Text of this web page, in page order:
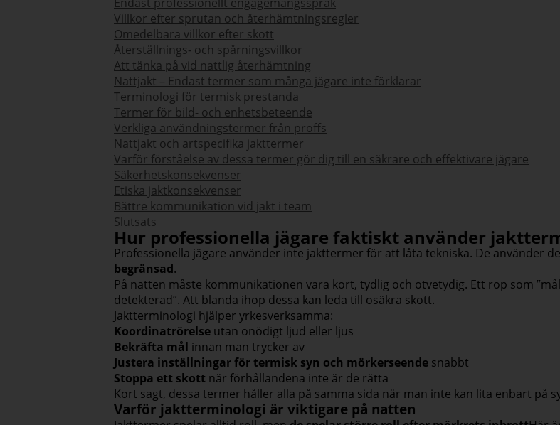
Villkor efter sprutan och återhämtningsregler
Omedelbara villkor efter skott
Återställnings- och spårningsvillkor
Att tänka på vid nattlig återhämtning
Nattjakt – Endast termer som många jägare inte förklarar
Terminologi för termisk prestanda
Termer för bild- och enhetsbeteende
Verkliga användningstermer från proffs
Nattjakt och artspecifika jakttermer
Varför förståelse av dessa termer gör dig till en säkrare och effektivare jägare
Säkerhetskonsekvenser
Etiska jaktkonsekvenser
Bättre kommunikation vid jakt i team
Slutsats
Hur professionella jägare faktiskt använder
Professionella jägare använder inte jakttermer för att låta tekniska. De använder
begränsad.
På natten måste kommunikationen vara kort, tydlig och otvetydig. Ett rop som
detekterad”. Att blanda ihop dessa kan leda till osäkra skott.
Jaktterminologi hjälper yrkesverksamma:
Koordinatrörelse utan onödigt ljud eller ljus
Bekräfta mål innan man trycker av
Justera inställningar för termisk syn och mörkerseende snabbt
Stoppa ett skott när förhållandena inte är de rätta
Kort sagt, dessa termer håller alla på samma sida när man inte kan lita enbart på
Varför jaktterminologi är viktigare på natten